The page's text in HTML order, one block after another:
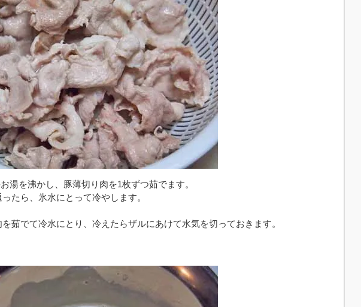
湯を沸かし、豚薄切り肉を1枚ずつ茹でます。
たら、氷水にとって冷やします。
茹でて冷水にとり、冷えたらザルにあけて水気を切っておきます。